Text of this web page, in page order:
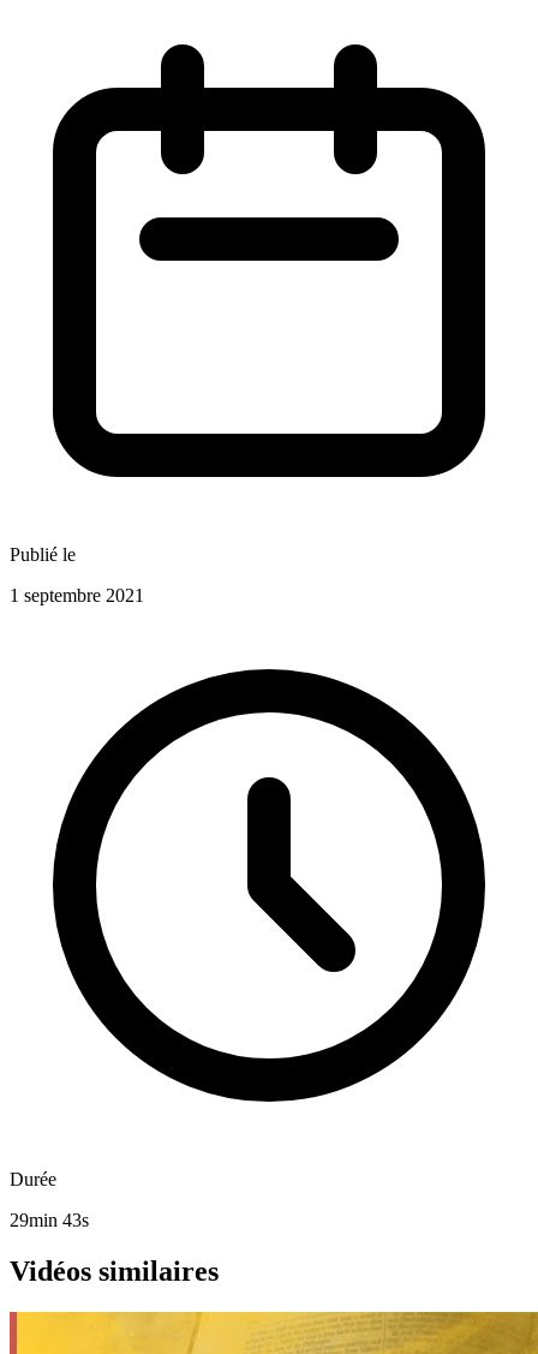
Publié le
1 septembre 2021
Durée
29min 43s
Vidéos similaires